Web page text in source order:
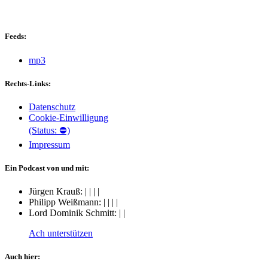
Feeds:
mp3
Rechts-Links:
Datenschutz
Cookie-Einwilligung
(Status: ⛔)
Impressum
Ein Podcast von und mit:
Jürgen Krauß: | | | |
Philipp Weißmann: | | | |
Lord Dominik Schmitt: | |
Ach unterstützen
Auch hier: